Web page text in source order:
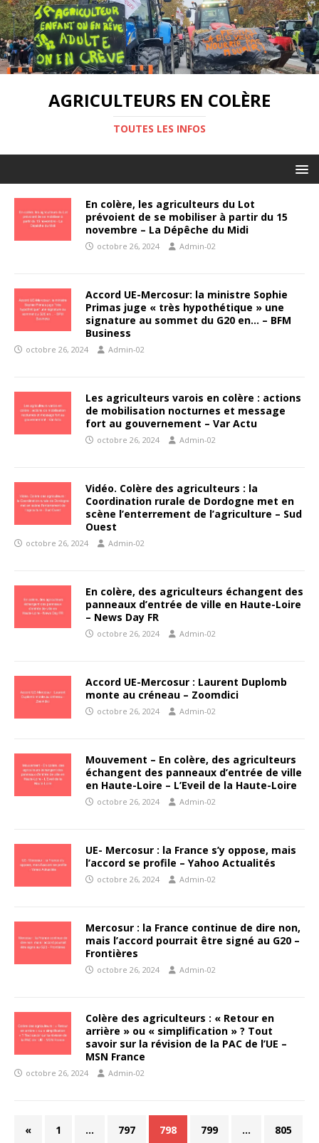
AGRICULTEURS EN COLÈRE
TOUTES LES INFOS
En colère, les agriculteurs du Lot
prévoient de se mobiliser à partir du 15
novembre – La Dépêche du Midi
octobre 26, 2024 Admin-02
Accord UE-Mercosur: la ministre Sophie
Primas juge « très hypothétique » une
signature au sommet du G20 en… – BFM
Business
octobre 26, 2024 Admin-02
Les agriculteurs varois en colère : actions
de mobilisation nocturnes et message
fort au gouvernement – Var Actu
octobre 26, 2024 Admin-02
Vidéo. Colère des agriculteurs : la
Coordination rurale de Dordogne met en
scène l’enterrement de l’agriculture – Sud
Ouest
octobre 26, 2024 Admin-02
En colère, des agriculteurs échangent des
panneaux d’entrée de ville en Haute-Loire
– News Day FR
octobre 26, 2024 Admin-02
Accord UE-Mercosur : Laurent Duplomb
monte au créneau – Zoomdici
octobre 26, 2024 Admin-02
Mouvement – En colère, des agriculteurs
échangent des panneaux d’entrée de ville
en Haute-Loire – L’Eveil de la Haute-Loire
octobre 26, 2024 Admin-02
UE- Mercosur : la France s’y oppose, mais
l’accord se profile – Yahoo Actualités
octobre 26, 2024 Admin-02
Mercosur : la France continue de dire non,
mais l’accord pourrait être signé au G20 –
Frontières
octobre 26, 2024 Admin-02
Colère des agriculteurs : « Retour en
arrière » ou « simplification » ? Tout
savoir sur la révision de la PAC de l’UE –
MSN France
octobre 26, 2024 Admin-02
« 1 … 797 798 799 … 805